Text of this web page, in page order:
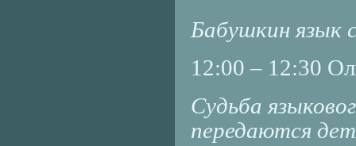
Бабушкин язык
12:00 – 12:30
Судьба
передаются